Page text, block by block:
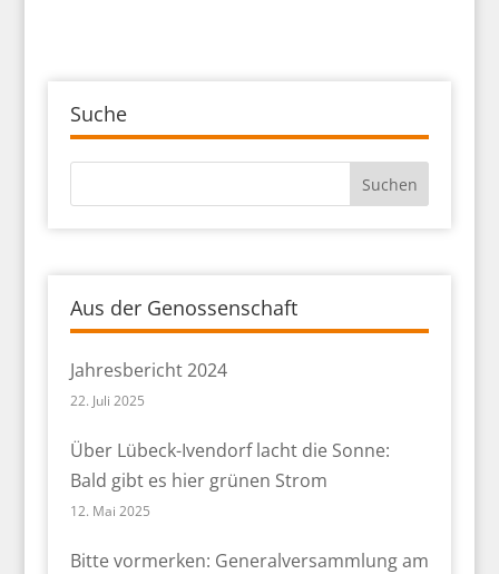
Suche
Aus der Genossenschaft
Jahresbericht 2024
22. Juli 2025
Über Lübeck-Ivendorf lacht die Sonne:
Bald gibt es hier grünen Strom
12. Mai 2025
Bitte vormerken: Generalversammlung am